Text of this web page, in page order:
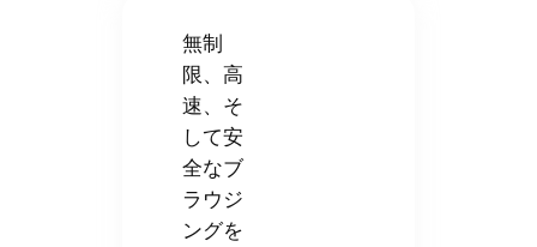
無制
限、高
速、そ
して安
全なブ
ラウジ
ングを